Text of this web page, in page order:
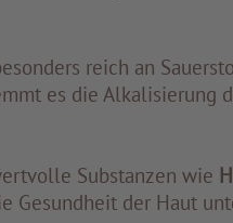
reich an
es die Alkalisierung
Substanzen wie
Gesundheit der Haut